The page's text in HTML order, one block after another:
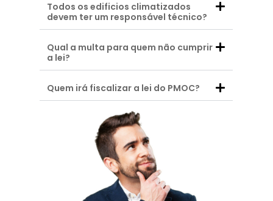
Todos os edificios climatizados
devem ter um responsável técnico?
Qual a multa para quem não cumprir
a lei?
Quem irá fiscalizar a lei do PMOC?